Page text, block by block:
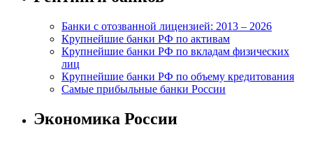
Банки с отозванной лицензией: 2013 – 2026
Крупнейшие банки РФ по активам
Крупнейшие банки РФ по вкладам физических
лиц
Крупнейшие банки РФ по объему кредитования
Самые прибыльные банки России
Экономика России